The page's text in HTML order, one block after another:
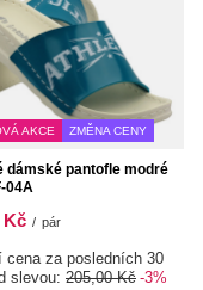
AKCE ZMĚNA CENY
dámské pantofle modré
04A
Kč / pár
cena za posledních 30
slevou: 205,00 Kč -3%